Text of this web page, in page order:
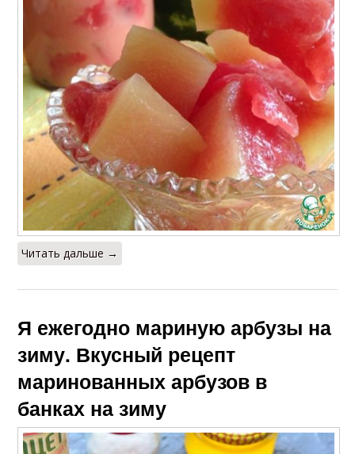
Читать дальше →
Я ежегодно мариную арбузы на
зиму. Вкусный рецепт
маринованных арбузов в
банках на зиму